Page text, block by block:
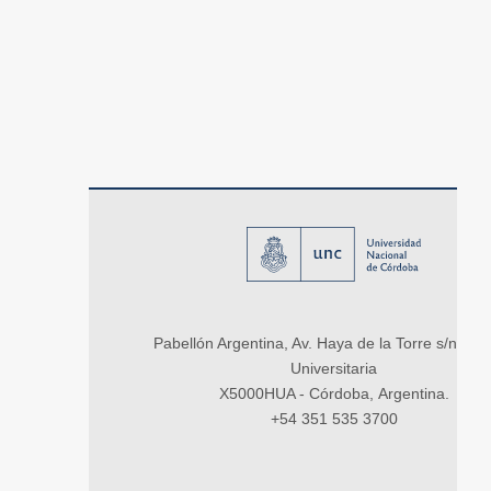
Pabellón Argentina, Av. Haya de la Torre s/n,
Universitaria
X5000HUA - Córdoba, Argentina.
+54 351 535 3700